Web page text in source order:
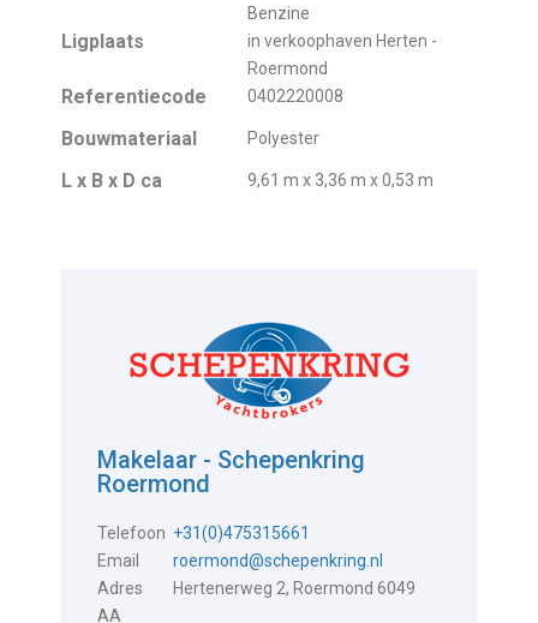
Benzine
Ligplaats
in verkoophaven Herten -
Roermond
Referentiecode 0402220008
Bouwmateriaal Polyester
L x B x D ca 9,61 m x 3,36 m x 0,53 m
Makelaar - Schepenkring
Roermond
Telefoon +31(0)475315661
Email
roermond@schepenkring.nl
Adres
Hertenerweg 2, Roermond 6049
AA